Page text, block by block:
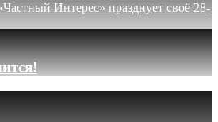
Интерес» празднует своё 28-